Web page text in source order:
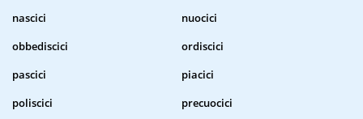
nascici
nuocici
obbediscici
ordiscici
pascici
piacici
poliscici
precuocici